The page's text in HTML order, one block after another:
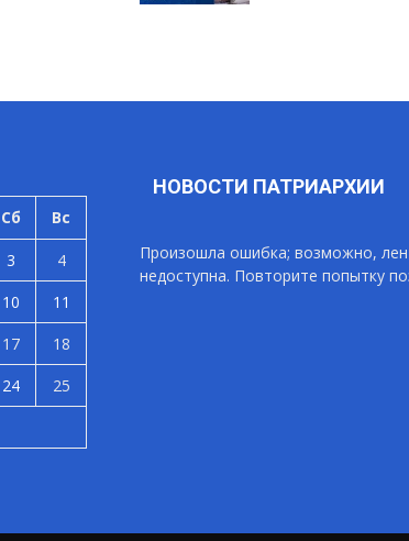
Сб Вс
3
4
10
11
17
18
24
25
НОВОСТИ ПАТРИАРХИИ
Произошла ошибка; возможно,
недоступна. Повторите попытку